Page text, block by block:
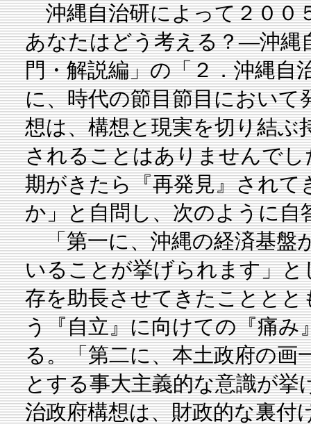
沖縄自治研によって２００
あなたはどう考える？―沖縄
門・解説編」の「２．沖縄自
に、時代の節目節目において
想は、構想と現実を切り結ぶ
されることはありませんで
期がきたら『再発見』され
か」と自問し、次のように自
「第一に、沖縄の経済基盤
いることが挙げられます」と
存を助長させてきたことと
う『自立』に向けての『痛み
る。「第二に、本土政府の画
とする事大主義的な意識が挙
治政府構想は、財政的な裏付